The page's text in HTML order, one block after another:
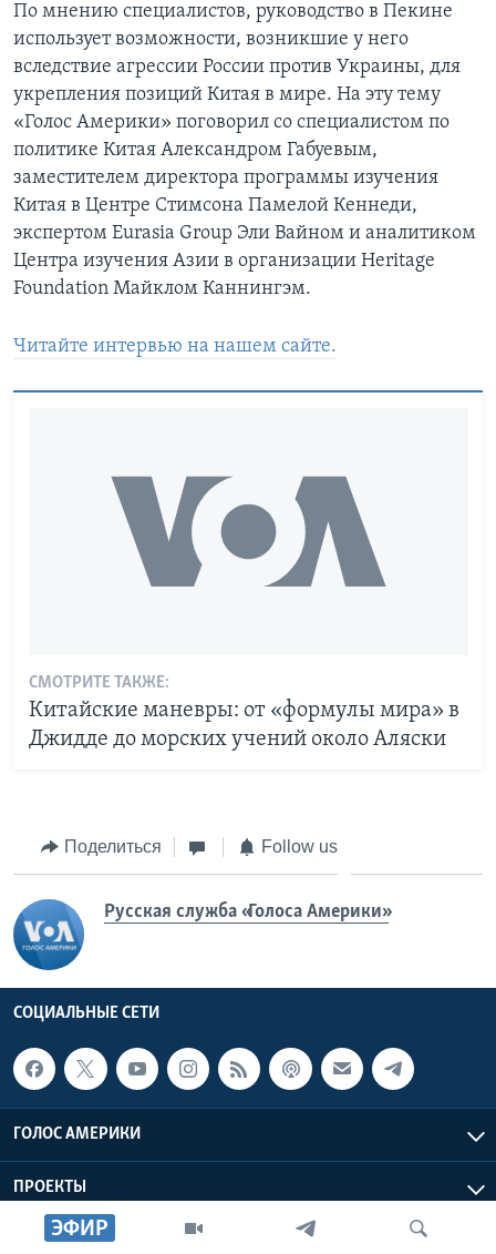
ЭФИР
По мнению специалистов, руководство в Пекине
использует возможности, возникшие у него
вследствие агрессии России против Украины, для
укрепления позиций Китая в мире. На эту тему
«Голос Америки» поговорил со специалистом по
политике Китая Александром Габуевым,
заместителем директора программы изучения
Китая в Центре Стимсона Памелой Кеннеди,
экспертом Eurasia Group Эли Вайном и аналитиком
Центра изучения Азии в организации Heritage
Foundation Майклом Каннингэм.
Читайте интервью на нашем сайте.
СМОТРИТЕ ТАКЖЕ:
Китайские маневры: от «формулы мира» в
Джидде до морских учений около Аляски
Поделиться Follow us
Русская служба «Голоса Америки»
СОЦИАЛЬНЫЕ СЕТИ
ГОЛОС АМЕРИКИ
ПРОЕКТЫ